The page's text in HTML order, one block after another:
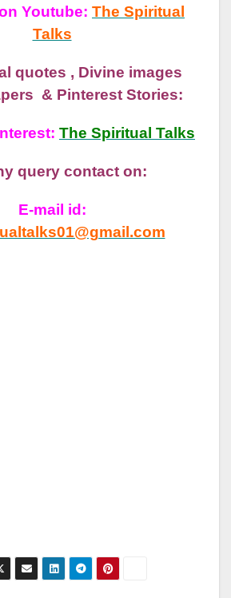
Youtube: The Spiritual
Talks
quotes , Divine images
& Pinterest Stories:
The Spiritual Talks
query contact on:
E-mail id: